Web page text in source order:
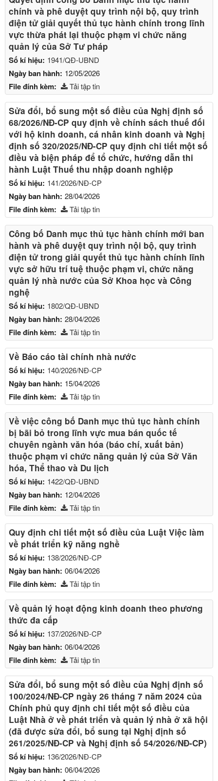
chính và phê duyệt quy trình nội bộ, quy trình
điện tử giải quyết thủ tục hành chính trong lĩnh
vực thừa phát lại thuộc phạm vi chức năng
quản lý của Sở Tư pháp
Số kí hiệu: 1941/QĐ-UBND
Ngày ban hành: 12/05/2026
File đính kèm: Tải tập tin
Sửa đổi, bổ sung một số điều của Nghị định số
68/2026/NĐ-CP quy định về chính sách thuế đối
với hộ kinh doanh, cá nhân kinh doanh và Nghị
định số 320/2025/NĐ-CP quy định chi tiết một số
điều và biện pháp để tổ chức, hướng dẫn thi
hành Luật Thuế thu nhập doanh nghiệp
Số kí hiệu: 141/2026/NĐ-CP
Ngày ban hành: 28/04/2026
File đính kèm: Tải tập tin
Công bố Danh mục thủ tục hành chính mới ban
hành và phê duyệt quy trình nội bộ, quy trình
điện tử trong giải quyết thủ tục hành chính lĩnh
vực sở hữu trí tuệ thuộc phạm vi, chức năng
quản lý nhà nước của Sở Khoa học và Công
nghệ
Số kí hiệu: 1802/QĐ-UBND
Ngày ban hành: 28/04/2026
File đính kèm: Tải tập tin
Về Báo cáo tài chính nhà nước
Số kí hiệu: 140/2026/NĐ-CP
Ngày ban hành: 15/04/2026
File đính kèm: Tải tập tin
Về việc công bố Danh mục thủ tục hành chính
bị bãi bỏ trong lĩnh vực mua bán quốc tế
chuyên ngành văn hóa (báo chí, xuất bản)
thuộc phạm vi chức năng quản lý của Sở Văn
hóa, Thể thao và Du lịch
Số kí hiệu: 1422/QĐ-UBND
Ngày ban hành: 12/04/2026
File đính kèm: Tải tập tin
Quy định chi tiết một số điều của Luật Việc làm
về phát triển kỹ năng nghề
Số kí hiệu: 138/2026/NĐ-CP
Ngày ban hành: 06/04/2026
File đính kèm: Tải tập tin
Về quản lý hoạt động kinh doanh theo phương
thức đa cấp
Số kí hiệu: 137/2026/NĐ-CP
Ngày ban hành: 06/04/2026
File đính kèm: Tải tập tin
Sửa đổi, bổ sung một số điều của Nghị định số
100/2024/NĐ-CP ngày 26 tháng 7 năm 2024 của
Chính phủ quy định chi tiết một số điều của
Luật Nhà ở về phát triển và quản lý nhà ở xã hội
(đã được sửa đổi, bổ sung tại Nghị định số
261/2025/NĐ-CP và Nghị định số 54/2026/NĐ-CP)
Số kí hiệu: 136/2026/NĐ-CP
Ngày ban hành: 06/04/2026